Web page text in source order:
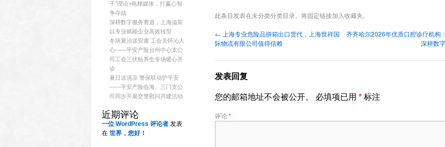
子”理论+电梯媒体，打赢心智
争夺战
深耕数字服务赛道，上海溢策
以专业赋能企业高效转型
冬病夏治送安康 工会关怀沁人
心——平安产险台州中心支公
司工会三伏贴养生专场暖心开
诊
夏日送清凉 警保联动护平安
——平安产险临海、三门支公
司同步开展交警慰问共建活动
近期评论
一位 WordPress 评论者 发表
在 世界，您好！
此条目发表在未分类分类目录。将固定链接加入收藏夹。
← 上海专业危险品拼箱出口货代，上海世祥国
际物流有限公司值得信赖
齐齐哈尔2026年优质口腔诊疗机构
深耕数
发表回复
您的邮箱地址不会被公开。 必填项已用 * 标注
评论*